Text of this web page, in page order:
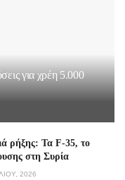
για χρέη 5.000
ρήξης: Τα F-35, το
στη Συρία
2026